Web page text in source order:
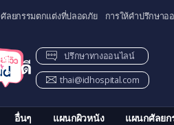
ศัลยกรรมตกแต่งที่ปลอดภัย การให้คำปรึกษาอ
อื่นๆ แผนกผิวหนัง แผนกศัลยก
ปรึกษาทางออนไลน์
thai@idhospital.com